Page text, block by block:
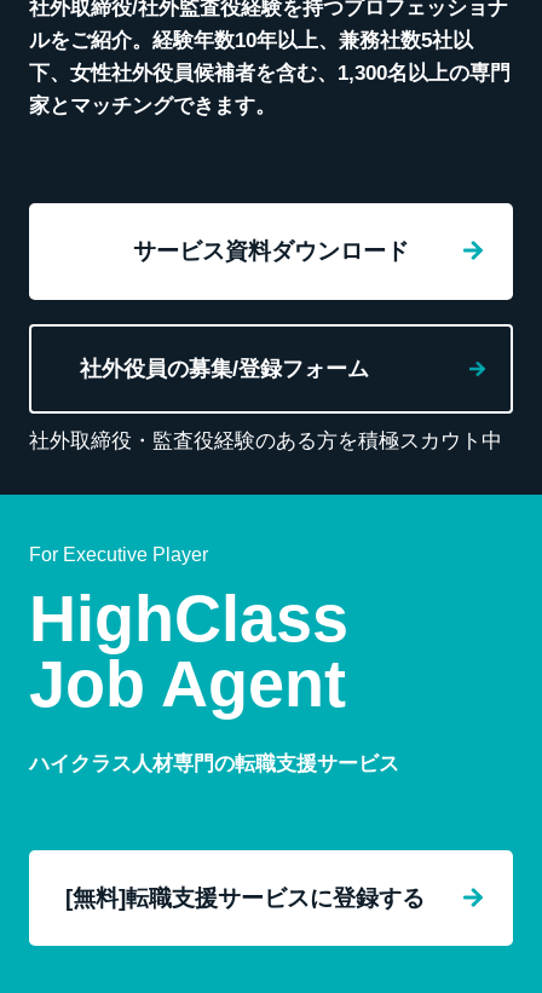
社外取締役/社外監査役経験を持つプロフェッショナ
ルをご紹介。経験年数10年以上、兼務社数5社以
下、女性社外役員候補者を含む、1,300名以上の専門
家とマッチングできます。
サービス資料ダウンロード
社外役員の募集/登録フォーム
社外取締役・監査役経験のある方を積極スカウト中
For Executive Player
HighClass
Job Agent
ハイクラス人材専門の転職支援サービス
[無料]転職支援サービスに登録する